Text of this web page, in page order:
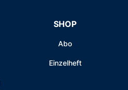
SHOP
Abo
Einzelheft